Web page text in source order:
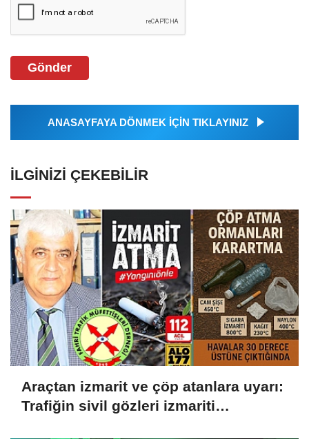
Gönder
ANASAYFAYA DÖNMEK İÇİN TIKLAYINIZ
İLGINIZI ÇEKEBILIR
Araçtan izmarit ve çöp atanlara uyarı:
Trafiğin sivil gözleri izmariti